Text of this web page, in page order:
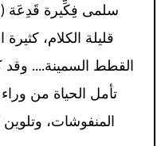
سلمى فِكِّيرة قَدِعَة
قليلة الكلام،
القطط السمينة....
تأمل الحياة من وراء
المنفوشات، وتلوين